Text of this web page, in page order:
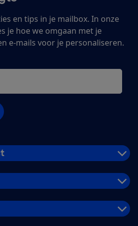
en tips in je mailbox. In onze
je hoe we omgaan met je
e-mails voor je personaliseren.